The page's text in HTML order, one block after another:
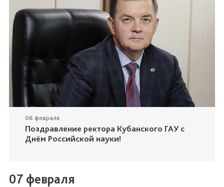
08 февраля
Поздравление ректора Кубанского ГАУ с
Днём Российской науки!
07 февраля